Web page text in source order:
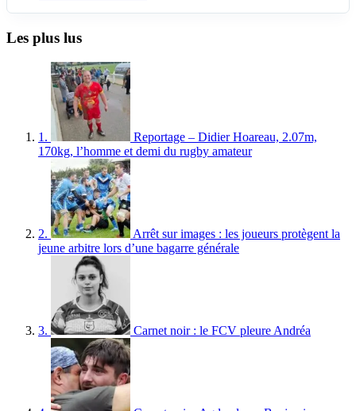
Les plus lus
1.
Reportage – Didier Hoareau, 2.07m,
170kg, l’homme et demi du rugby amateur
2.
Arrêt sur images : les joueurs protègent la
jeune arbitre lors d’une bagarre générale
3. Carnet noir : le FCV pleure Andréa